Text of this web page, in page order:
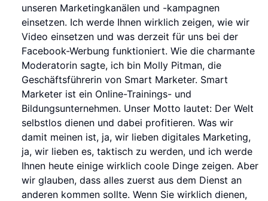
unseren Marketingkanälen und -kampagnen
einsetzen. Ich werde Ihnen wirklich zeigen, wie wir
Video einsetzen und was derzeit für uns bei der
Facebook-Werbung funktioniert. Wie die charmante
Moderatorin sagte, ich bin Molly Pitman, die
Geschäftsführerin von Smart Marketer. Smart
Marketer ist ein Online-Trainings- und
Bildungsunternehmen. Unser Motto lautet: Der Welt
selbstlos dienen und dabei profitieren. Was wir
damit meinen ist, ja, wir lieben digitales Marketing,
ja, wir lieben es, taktisch zu werden, und ich werde
Ihnen heute einige wirklich coole Dinge zeigen. Aber
wir glauben, dass alles zuerst aus dem Dienst an
anderen kommen sollte. Wenn Sie wirklich dienen,